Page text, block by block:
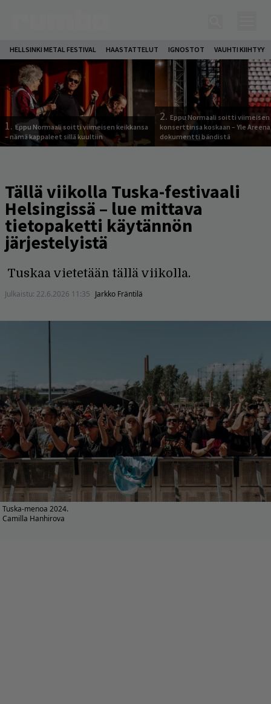
HELLSINKI METAL FESTIVAL HAASTATTELUT IGNOSTOT VAUHTI KIIHTYY
1. Eppu Normaali soitti viimeisen keikkansa
– nämä kappaleet sillä kuultiin
2. Eppu Normaali soitti viimeisen
konserttinsa koskaan – Yle
dokumentti bändistä
Tällä viikolla Tuska-festivaali
Helsingissä – lue mittava
tietopaketti käytännön
järjestelyistä
Tuskaa vietetään tällä viikolla.
Julkaistu: 22.6.2026 11:35 Jarkko Fräntilä
Tuska-menoa 2024.
Camilla Hanhirova